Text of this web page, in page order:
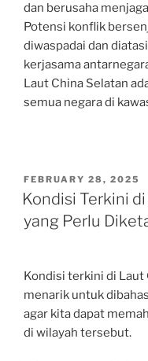
dan berusaha
Potensi konflik
diwaspadai dan
kerjasama
Laut China Selatan
semua negara di
POSTED
ON
FEBRUARY 28, 2025
Kondisi Terkini
yang Perlu
Kondisi terkini di Laut
menarik untuk
agar kita dapat
di wilayah tersebut.